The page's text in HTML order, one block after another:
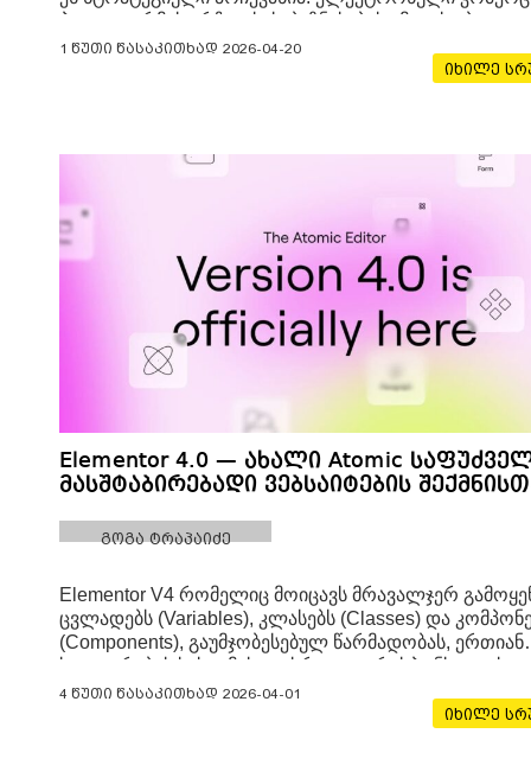
პლატფორმის არჩევისას, ბიზნესების უმეტესობა
ყურადღებას ამახვილებს ყოველთვიურ
დიზაინის შაბლონებზე. თუმცა, არსებობს ერთი
1 წუთი წასაკითხად 2026-04-20
იხილე
Elementor 4.0 — ახალი Atomic
მასშტაბირებადი ვებსაიტების
გოგა ტრაპაიძე
Elementor V4 რომელიც მოიცავს მრავალჯერ
ცვლადებს (Variables), კლასებს (Classes) და
(Components), გაუმჯობესებულ წარმადობას, ერთიან
სტილირების სისტემას და სრულად რესპონსიულ
კონტროლს — ყველაფერი შექმნილია იმისთვის,
ვებსაიტის აწყობის პროცესი იყოს სწრაფი,
4 წუთი წასაკითხად 2026-04-01
იხილე